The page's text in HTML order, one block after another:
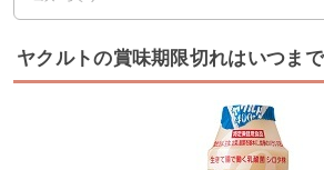
ヤクルトの賞味期限切れはいつま